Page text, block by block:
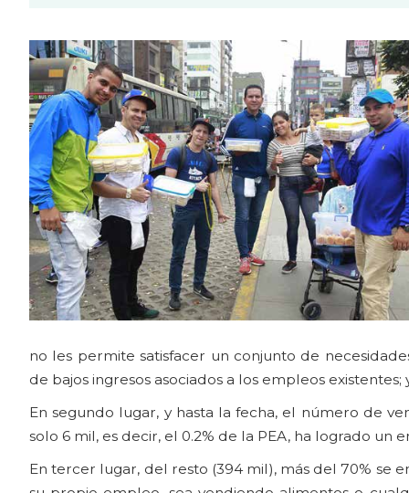
no les permite satisfacer un conjunto de
de bajos ingresos asociados a los empleos
En segundo lugar, y hasta la fecha, el número de
solo 6 mil, es decir, el 0.2% de la PEA, ha logrado
En tercer lugar, del resto (394 mil), más del 70% se